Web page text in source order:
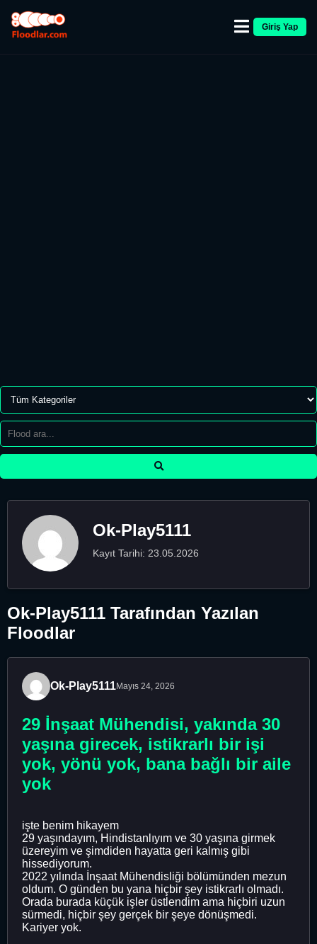
Giriş Yap
Ok-Play5111
Kayıt Tarihi: 23.05.2026
Ok-Play5111 Tarafından Yazılan
Floodlar
Ok-Play5111Mayıs 24, 2026
29 İnşaat Mühendisi, yakında 30
yaşına girecek, istikrarlı bir işi
yok, yönü yok, bana bağlı bir aile
yok
işte benim hikayem
29 yaşındayım, Hindistanlıyım ve 30 yaşına girmek
üzereyim ve şimdiden hayatta geri kalmış gibi
hissediyorum.
2022 yılında İnşaat Mühendisliği bölümünden mezun
oldum. O günden bu yana hiçbir şey istikrarlı olmadı.
Orada burada küçük işler üstlendim ama hiçbiri uzun
sürmedi, hiçbir şey gerçek bir şeye dönüşmedi.
Kariyer yok.